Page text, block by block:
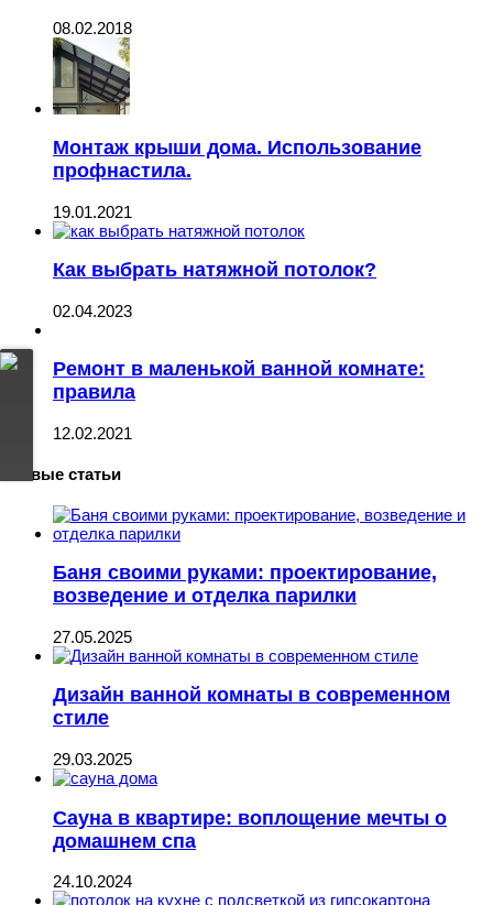
08.02.2018
Монтаж крыши дома. Использование
профнастила.
19.01.2021
Как выбрать натяжной потолок?
02.04.2023
Ремонт в маленькой ванной комнате:
правила
12.02.2021
Новые статьи
Баня своими руками: проектирование,
возведение и отделка парилки
27.05.2025
Дизайн ванной комнаты в современном
стиле
29.03.2025
Сауна в квартире: воплощение мечты о
домашнем спа
24.10.2024